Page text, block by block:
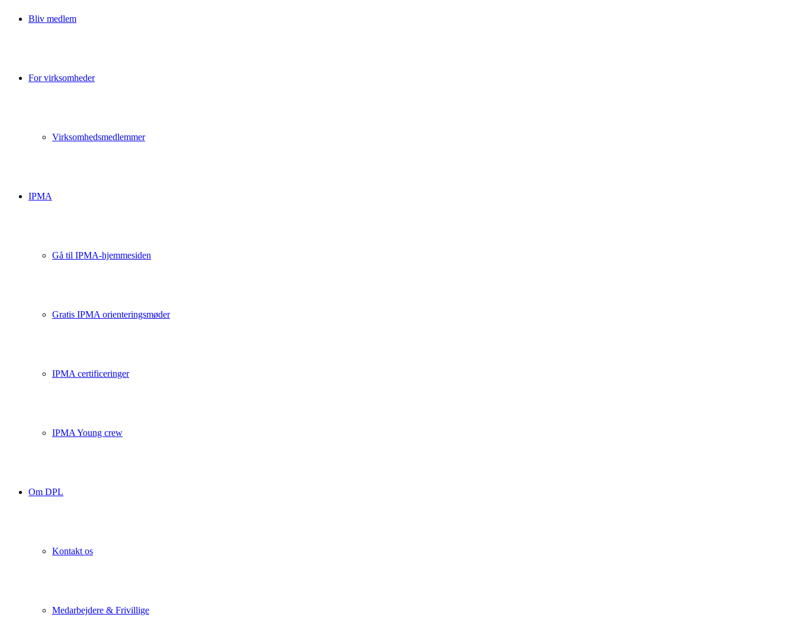
Bliv medlem
For virksomheder
Virksomhedsmedlemmer
IPMA
Gå til IPMA-hjemmesiden
Gratis IPMA orienteringsmøder
IPMA certificeringer
IPMA Young crew
Om DPL
Kontakt os
Medarbejdere & Frivillige